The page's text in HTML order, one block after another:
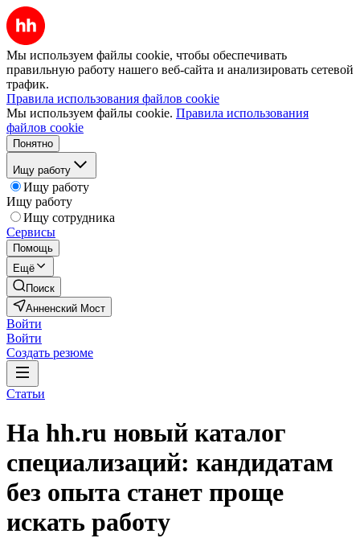
Мы используем файлы cookie, чтобы обеспечивать
правильную работу нашего веб-сайта и анализировать сетевой
трафик.
Правила использования файлов cookie
Мы используем файлы cookie. Правила использования
файлов cookie
Понятно
Ищу работу
Ищу работу
Ищу работу
Ищу сотрудника
Сервисы
Помощь
Ещё
Поиск
Анненский Мост
Войти
Войти
Создать резюме
Статьи
На hh.ru новый каталог
специализаций: кандидатам
без опыта станет проще
искать работу